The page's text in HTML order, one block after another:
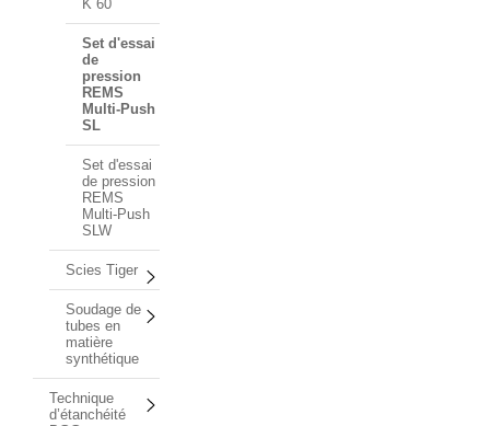
K 60
Set d'essai
de
pression
REMS
Multi-Push
SL
Set d'essai
de pression
REMS
Multi-Push
SLW
Scies Tiger
Soudage de
tubes en
matière
synthétique
Technique
d’étanchéité